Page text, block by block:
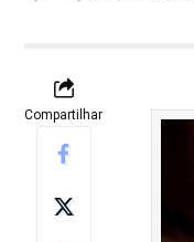
Compartilhar